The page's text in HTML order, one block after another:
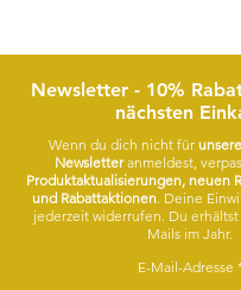
Newsletter - 10%
nächsten
Wenn du dich nicht für
Newsletteranmeldest,
Produktaktualisierungen, neuen
und Rabattaktionen. Deine
jederzeit widerrufen. Du
Mails im Jahr.
E-Mail-Adresse